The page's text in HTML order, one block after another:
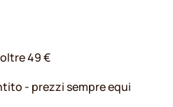
49 €
- prezzi sempre equi